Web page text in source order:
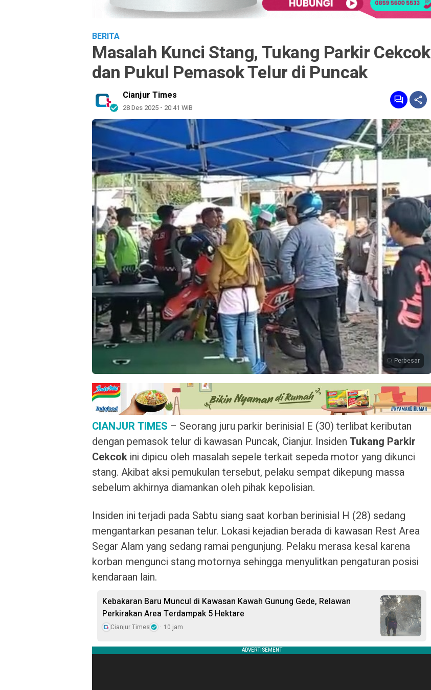
BERITA
Masalah Kunci Stang, Tukang Parkir Cekcok
dan Pukul Pemasok Telur di Puncak
Cianjur Times
28 Des 2025 - 20:41 WIB
Perbesar
CIANJUR TIMES – Seorang juru parkir berinisial E (30) terlibat keributan
dengan pemasok telur di kawasan Puncak, Cianjur. Insiden Tukang Parkir
Cekcok ini dipicu oleh masalah sepele terkait sepeda motor yang dikunci
stang. Akibat aksi pemukulan tersebut, pelaku sempat dikepung massa
sebelum akhirnya diamankan oleh pihak kepolisian.
Insiden ini terjadi pada Sabtu siang saat korban berinisial H (28) sedang
mengantarkan pesanan telur. Lokasi kejadian berada di kawasan Rest Area
Segar Alam yang sedang ramai pengunjung. Pelaku merasa kesal karena
korban mengunci stang motornya sehingga menyulitkan pengaturan posisi
kendaraan lain.
Kebakaran Baru Muncul di Kawasan Kawah Gunung Gede, Relawan
Perkirakan Area Terdampak 5 Hektare
Cianjur Times 10 jam